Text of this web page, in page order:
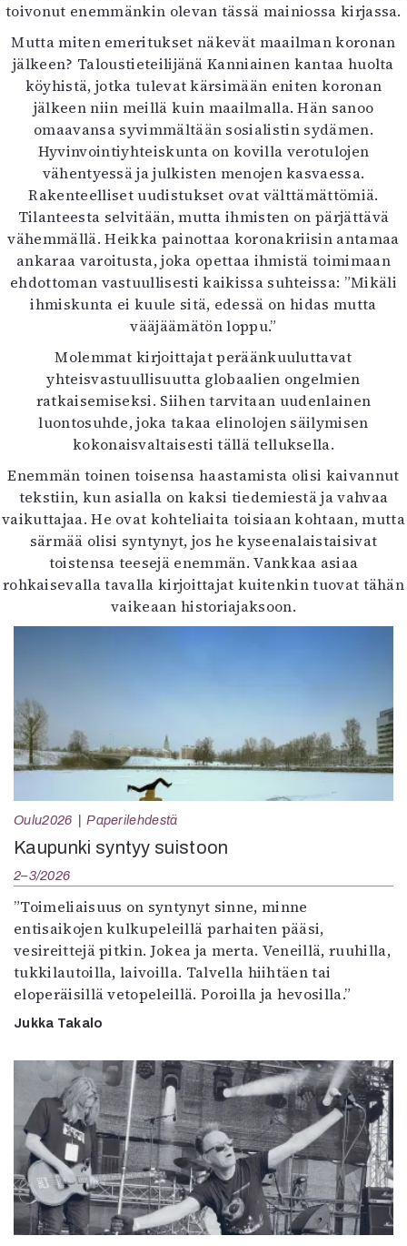
toivonut enemmänkin olevan tässä mainiossa kirjassa.
Mutta miten emeritukset näkevät maailman koronan
jälkeen? Taloustieteilijänä Kanniainen kantaa huolta
köyhistä, jotka tulevat kärsimään eniten koronan
jälkeen niin meillä kuin maailmalla. Hän sanoo
omaavansa syvimmältään sosialistin sydämen.
Hyvinvointiyhteiskunta on kovilla verotulojen
vähentyessä ja julkisten menojen kasvaessa.
Rakenteelliset uudistukset ovat välttämättömiä.
Tilanteesta selvitään, mutta ihmisten on pärjättävä
vähemmällä. Heikka painottaa koronakriisin antamaa
ankaraa varoitusta, joka opettaa ihmistä toimimaan
ehdottoman vastuullisesti kaikissa suhteissa: ”Mikäli
ihmiskunta ei kuule sitä, edessä on hidas mutta
vääjäämätön loppu.”
Molemmat kirjoittajat peräänkuuluttavat
yhteisvastuullisuutta globaalien ongelmien
ratkaisemiseksi. Siihen tarvitaan uudenlainen
luontosuhde, joka takaa elinolojen säilymisen
kokonaisvaltaisesti tällä telluksella.
Enemmän toinen toisensa haastamista olisi kaivannut
tekstiin, kun asialla on kaksi tiedemiestä ja vahvaa
vaikuttajaa. He ovat kohteliaita toisiaan kohtaan, mutta
särmää olisi syntynyt, jos he kyseenalaistaisivat
toistensa teesejä enemmän. Vankkaa asiaa
rohkaisevalla tavalla kirjoittajat kuitenkin tuovat tähän
vaikeaan historiajaksoon.
Oulu2026 Paperilehdestä
Kaupunki syntyy suistoon
2–3/2026
”Toimeliaisuus on syntynyt sinne, minne
entisaikojen kulkupeleillä parhaiten pääsi,
vesireittejä pitkin. Jokea ja merta. Veneillä, ruuhilla,
tukkilautoilla, laivoilla. Talvella hiihtäen tai
eloperäisillä vetopeleillä. Poroilla ja hevosilla.”
Jukka Takalo